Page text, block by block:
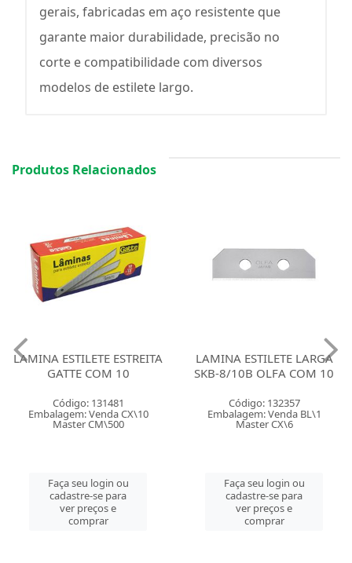
gerais, fabricadas em aço resistente que
garante maior durabilidade, precisão no
corte e compatibilidade com diversos
modelos de estilete largo.
Produtos Relacionados
LAMINA ESTILETE ESTREITA
GATTE COM 10
Código: 131481
Embalagem: Venda CX\10
Master CM\500
Faça seu login ou
cadastre-se para
ver preços e
comprar
LAMINA ESTILETE LARGA
SKB-8/10B OLFA COM 10
Código: 132357
Embalagem: Venda BL\1
Master CX\6
Faça seu login ou
cadastre-se para
ver preços e
comprar